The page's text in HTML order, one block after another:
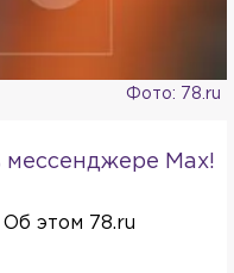
Фото: 78.ru
мессенджере Max!
этом 78.ru